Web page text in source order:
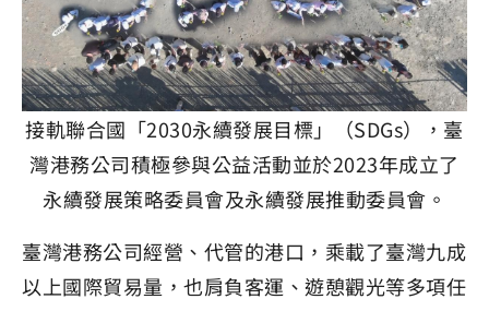
接軌聯合國「2030永續發展目標」（SDGs），臺
灣港務公司積極參與公益活動並於2023年成立了
永續發展策略委員會及永續發展推動委員會。
臺灣港務公司經營、代管的港口，乘載了臺灣九成
以上國際貿易量，也肩負客運、遊憩觀光等多項任